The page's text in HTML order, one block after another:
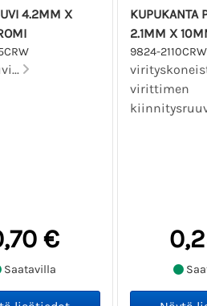
4.2MM X
€
Saatavilla
KUPUKANTA
2.1MM X
9824-
virittimen